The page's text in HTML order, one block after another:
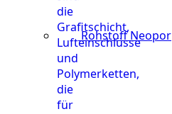
Rohstoff Neopor